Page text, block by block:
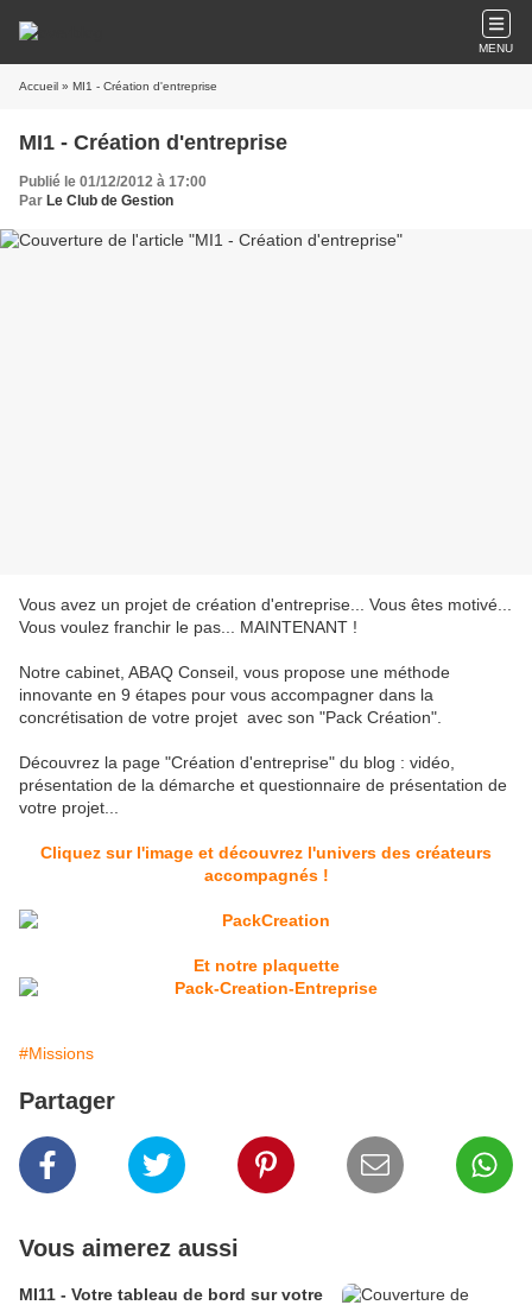
MENU
Accueil » MI1 - Création d'entreprise
MI1 - Création d'entreprise
Publié le 01/12/2012 à 17:00
Par Le Club de Gestion
Vous avez un projet de création d'entreprise... Vous êtes motivé...
Vous voulez franchir le pas... MAINTENANT !
Notre cabinet, ABAQ Conseil, vous propose une méthode
innovante en 9 étapes pour vous accompagner dans la
concrétisation de votre projet avec son "Pack Création".
Découvrez la page "Création d'entreprise" du blog : vidéo,
présentation de la démarche et questionnaire de présentation de
votre projet...
Cliquez sur l'image et découvrez l'univers des créateurs
accompagnés !
Et notre plaquette
#Missions
Partager
Vous aimerez aussi
MI11 - Votre tableau de bord sur votre